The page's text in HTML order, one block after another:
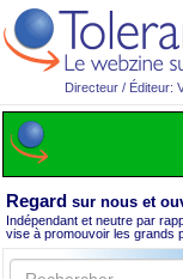
Directeur / Éditeur:
Regard sur nous et
Indépendant et neutre par
vise à promouvoir les grands